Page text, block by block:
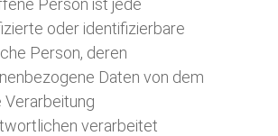
Person ist jede
oder identifizierbare
Person, deren
Daten von dem
Verarbeitung
verarbeitet